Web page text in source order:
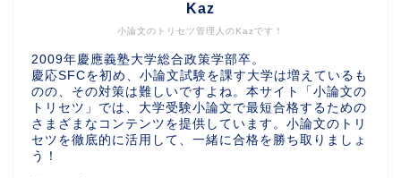
小論文のトリセツ管理人のKazです！
Kaz
2009年慶應義塾大学総合政策学部卒。
慶応SFCを初め、小論文試験を課す大学は増えているも
のの、その対策は難しいですよね。本サイト「小論文の
トリセツ」では、大学受験小論文で最短合格するための
さまざまなコンテンツを提供しています。小論文のトリ
セツを徹底的に活用して、一緒に合格を勝ち取りましょ
う！